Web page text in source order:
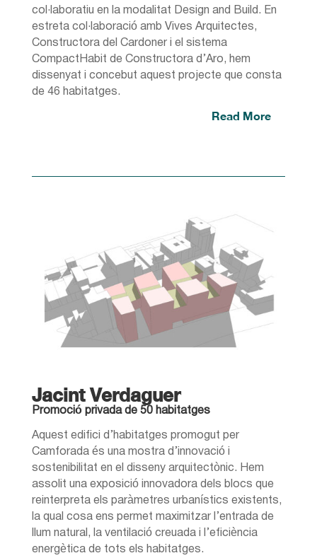
col·laboratiu en la modalitat Design and Build. En
estreta col·laboració amb Vives Arquitectes,
Constructora del Cardoner i el sistema
CompactHabit de Constructora d’Aro, hem
dissenyat i concebut aquest projecte que consta
de 46 habitatges.
Read More
Jacint Verdaguer
Promoció privada de 50 habitatges
Aquest edifici d’habitatges promogut per
Camforada és una mostra d’innovació i
sostenibilitat en el disseny arquitectònic. Hem
assolit una exposició innovadora dels blocs que
reinterpreta els paràmetres urbanístics existents,
la qual cosa ens permet maximitzar l’entrada de
llum natural, la ventilació creuada i l’eficiència
energètica de tots els habitatges.